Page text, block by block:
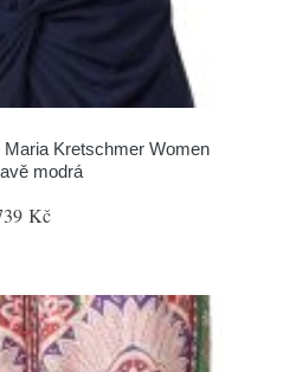
Maria Kretschmer Women
modrá
Kč